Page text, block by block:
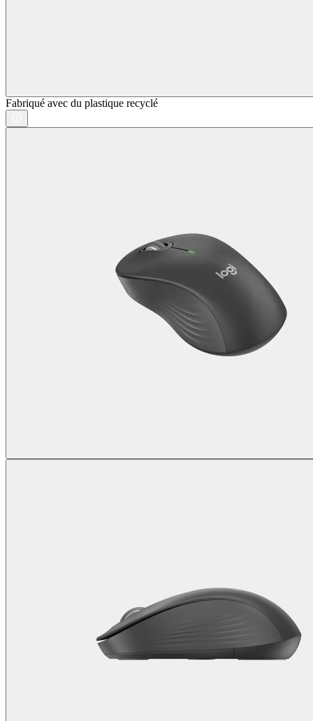
Fabriqué avec du plastique recyclé